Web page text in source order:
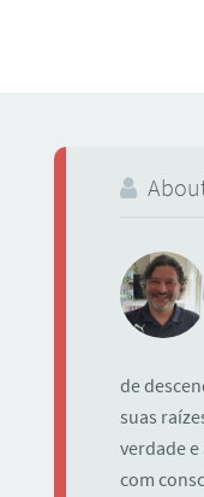
de
suas
verdade
com